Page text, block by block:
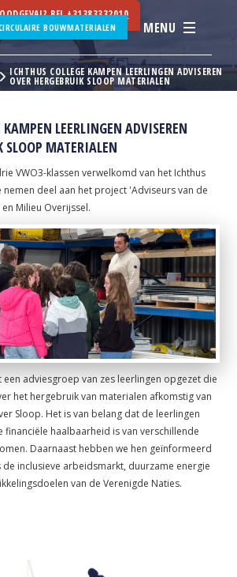
BOUWMATERIALEN MENU
BEL+31383332010
ICHTHUS COLLEGE KAMPEN LEERLINGEN ADVISEREN
OVER HERGEBRUIK SLOOP MATERIALEN
KAMPEN LEERLINGEN ADVISEREN
SLOOP MATERIALEN
VWO3-klassen verwelkomd van het Ichthus
nemen deel aan het project 'Adviseurs van de
Milieu Overijssel.
een adviesgroep van zes leerlingen opgezet die
het hergebruik van materialen afkomstig van
Sloop. Het is van belang dat de leerlingen
financiële haalbaarheid is van verschillende
Daarnaast hebben we hen geïnformeerd
inclusieve arbeidsmarkt, duurzame energie
van de Verenigde Naties.